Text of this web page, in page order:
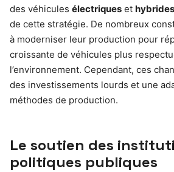
des véhicules électriques et hybrides
de cette stratégie. De nombreux
à moderniser leur production pour
croissante de véhicules plus
l’environnement. Cependant, ces
des investissements lourds et une
méthodes de production.
Le soutien des
politiques publiques